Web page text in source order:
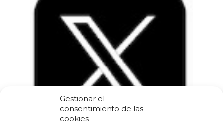
Gestionar el
consentimiento de las
cookies